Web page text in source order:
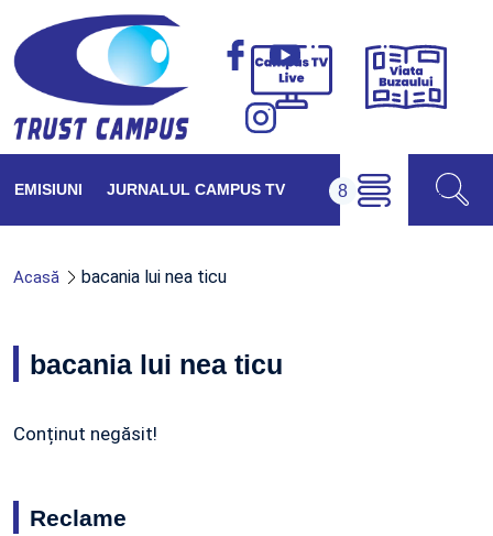
Campus
Viața
EMISIUNI JURNALUL CAMPUS TV
Acasă bacania lui nea ticu
bacania lui nea ticu
Conținut negăsit!
Reclame